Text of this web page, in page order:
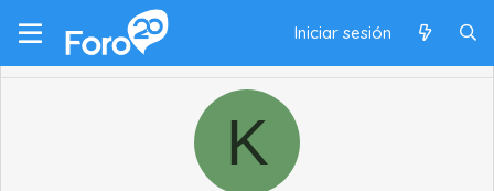
Iniciar sesión
K